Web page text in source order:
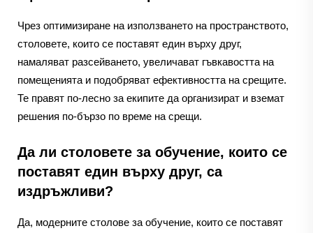
Чрез оптимизиране на използването на пространството,
столовете, които се поставят един върху друг,
намаляват разсейването, увеличават гъвкавостта на
помещенията и подобряват ефективността на срещите.
Те правят по-лесно за екипите да организират и вземат
решения по-бързо по време на срещи.
Да ли столовете за обучение, които се
поставят един върху друг, са
издръжливи?
Да, модерните столове за обучение, които се поставят